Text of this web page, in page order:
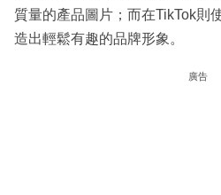
質量的產品圖片；而在TikTok則
造出輕鬆有趣的品牌形象。
廣告